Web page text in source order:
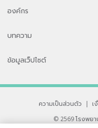
องค์กร
บทความ
ข้อมูลเว็ปไซต์
ความเป็นส่วนตัว | เ
© 2569 โรงพย